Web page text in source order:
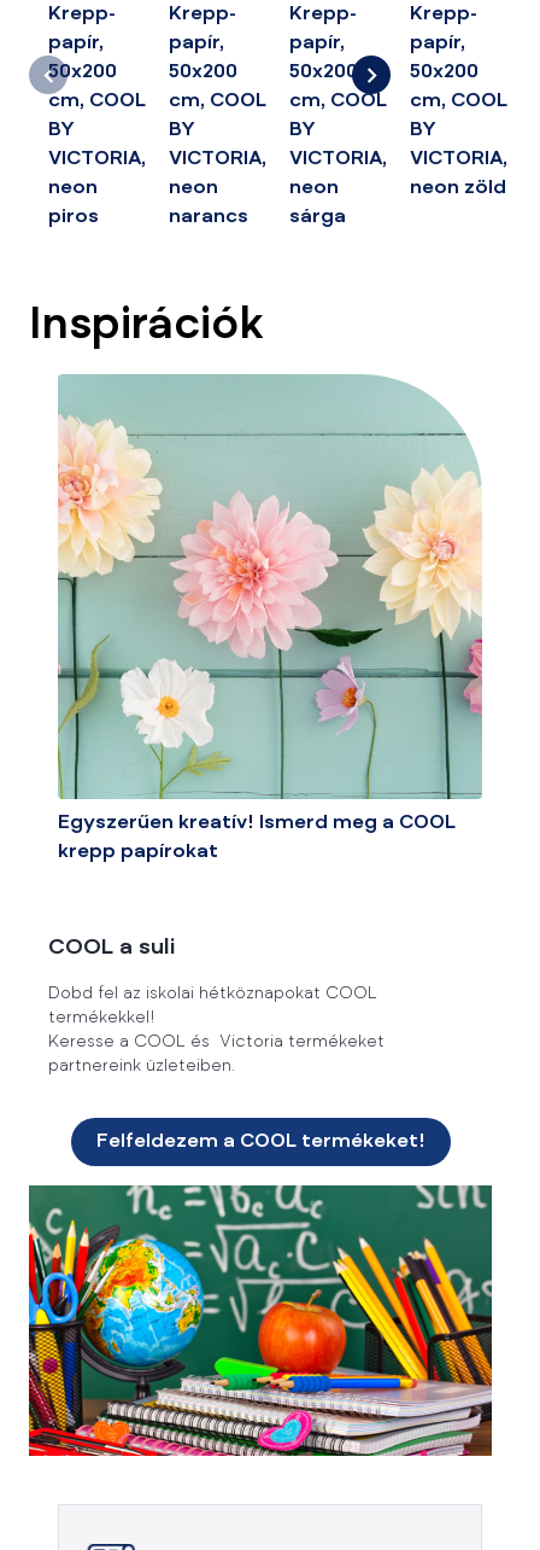
Krepp-
papír,
50x200
cm, COOL
BY
VICTORIA,
neon
piros
Krepp-
papír,
50x200
cm, COOL
BY
VICTORIA,
neon
narancs
Krepp-
papír,
50x200
cm, COOL
BY
VICTORIA,
neon
sárga
Krepp-
papír,
50x200
cm, COOL
BY
VICTORIA,
neon zöld
Inspirációk
Egyszerűen kreatív! Ismerd meg a COOL
krepp papírokat
COOL a suli
Dobd fel az iskolai hétköznapokat COOL
termékekkel!
Keresse a COOL és Victoria termékeket
partnereink üzleteiben.
Felfeldezem a COOL termékeket!